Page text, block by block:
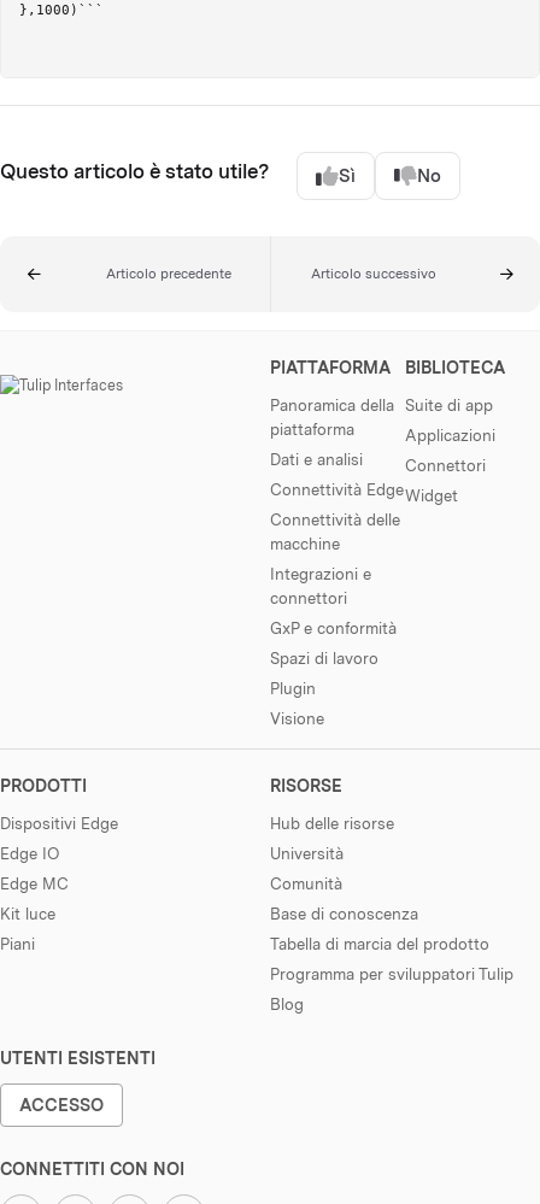
},1000)```
Questo articolo è stato utile? Sì No
Articolo precedente Articolo successivo
PIATTAFORMA
Panoramica della
piattaforma
Dati e analisi
Connettività Edge
Connettività delle
macchine
Integrazioni e
connettori
GxP e conformità
Spazi di lavoro
Plugin
Visione
BIBLIOTECA
Suite di app
Applicazioni
Connettori
Widget
PRODOTTI
Dispositivi Edge
Edge IO
Edge MC
Kit luce
Piani
RISORSE
Hub delle risorse
Università
Comunità
Base di conoscenza
Tabella di marcia del prodotto
Programma per sviluppatori Tulip
Blog
UTENTI ESISTENTI
ACCESSO
CONNETTITI CON NOI